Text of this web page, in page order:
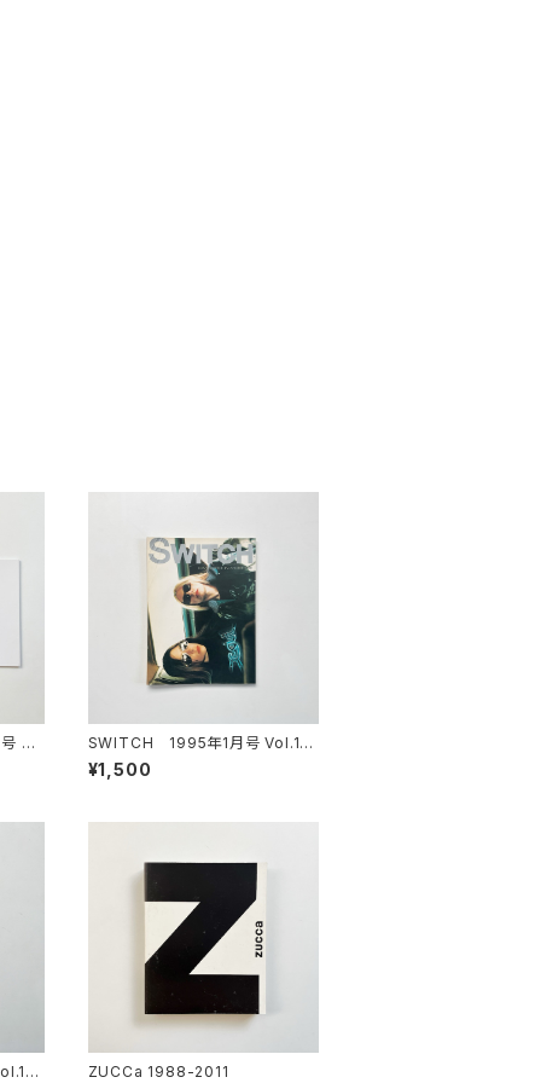
特
SWITCH 1995年1月号 Vol.13
No.1 特集: Kim Gordon × X Gir
ls
¥1,500
|
ZUCCa 1988-2011